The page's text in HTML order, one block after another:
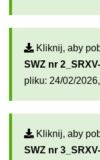
Kliknij, aby
SWZ nr
pliku: 24/02/
Kliknij, aby
SWZ nr